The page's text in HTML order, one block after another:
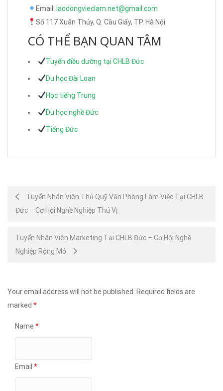
Email: laodongvieclam.net@gmail.com
Số 117 Xuân Thủy, Q. Cầu Giấy, TP. Hà Nội
CÓ THỂ BẠN QUAN TÂM
Tuyển điều dưỡng tại CHLB Đức
Du học Đài Loan
Học tiếng Trung
Du học nghề Đức
Tiếng Đức
Post
navigation
Tuyển Nhân Viên Thủ Quỹ Văn Phòng Làm Việc Tại CHLB
Đức – Cơ Hội Nghề Nghiệp Thú Vị
Tuyển Nhân Viên Marketing Tại CHLB Đức – Cơ Hội Nghề
Nghiệp Rộng Mở
Your email address will not be published.
Required fields are
marked *
Name *
Email *